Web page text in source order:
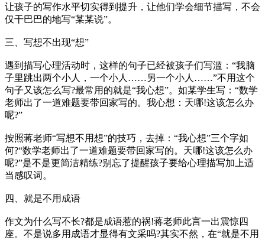
让孩子的写作水平切实得到提升，让他们学会细节描写，不会
仅干巴巴的地写“某某说”。
三、写想不出现“想”
遇到描写心理活动时，这样的句子已经被孩子们写滥：“我脑
子里跳出两个小人，一个小人……另一个小人……”不用这个
句子又该怎么写?最常用的就是“我心想”。如某学生写：“数学
老师出了一道难题要带回家写的。我心想：天哪!这该怎么办
呢?”
按照蒋老师“写想不用想”的技巧，去掉：“我心想”三个字如
何?“数学老师出了一道难题要带回家写的。天哪!这该怎么办
呢?”是不是更简洁精练?别忘了提醒孩子要给心理描写加上适
当感叹词。
四、就是不用成语
作文为什么写不长?都是成语惹的祸!蒋老师此言一出震惊四
座。不是说多用成语才显得有文采吗?其实不然，在“就是不用